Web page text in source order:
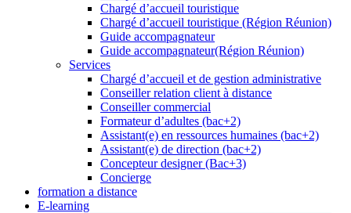
Chargé d’accueil touristique
Chargé d’accueil touristique (Région Réunion)
Guide accompagnateur
Guide accompagnateur(Région Réunion)
Services
Chargé d’accueil et de gestion administrative
Conseiller relation client à distance
Conseiller commercial
Formateur d’adultes (bac+2)
Assistant(e) en ressources humaines (bac+2)
Assistant(e) de direction (bac+2)
Concepteur designer (Bac+3)
Concierge
formation a distance
E-learning